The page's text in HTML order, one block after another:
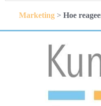
Marketing> Hoe